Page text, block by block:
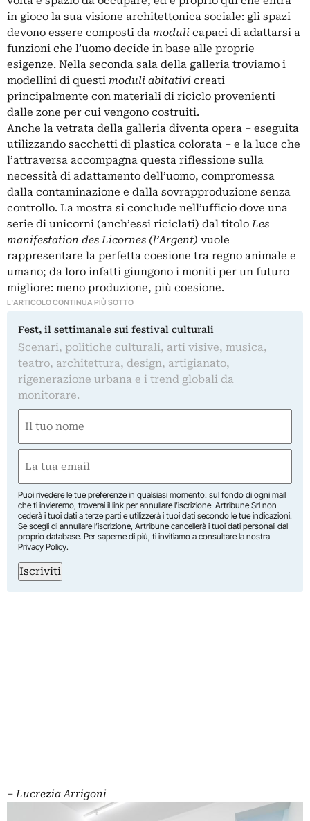
in gioco la sua visione architettonica sociale: gli spazi
devono essere composti da moduli capaci di adattarsi a
funzioni che l’uomo decide in base alle proprie
esigenze. Nella seconda sala della galleria troviamo i
modellini di questi moduli abitativi creati
principalmente con materiali di riciclo provenienti
dalle zone per cui vengono costruiti.
Anche la vetrata della galleria diventa opera ‒ eseguita
utilizzando sacchetti di plastica colorata – e la luce che
l’attraversa accompagna questa riflessione sulla
necessità di adattamento dell’uomo, compromessa
dalla contaminazione e dalla sovrapproduzione senza
controllo. La mostra si conclude nell’ufficio dove una
serie di unicorni (anch’essi riciclati) dal titoloLes
manifestation des Licornes (l’Argent) vuole
rappresentare la perfetta coesione tra regno animale e
umano; da loro infatti giungono i moniti per un futuro
migliore: meno produzione, più coesione.
L'ARTICOLO CONTINUA PIÙ SOTTO
Fest, il settimanale sui festival culturali
Scenari, politiche culturali, arti visive, musica,
teatro, architettura, design, artigianato,
rigenerazione urbana e i trend globali da
monitorare.
(Required)
First
(Required)
Puoi rivedere le tue preferenze in qualsiasi momento: sul fondo di ogni mail
che ti invieremo, troverai il link per annullare l’iscrizione. Artribune Srl non
cederà i tuoi dati a terze parti e utilizzerà i tuoi dati secondo le tue indicazioni.
Se scegli di annullare l’iscrizione, Artribune cancellerà i tuoi dati personali dal
proprio database. Per saperne di più, ti invitiamo a consultare la nostra
Privacy Policy.
Iscriviti
‒Lucrezia Arrigoni